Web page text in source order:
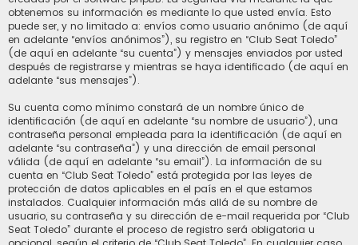
obtenemos su información es mediante lo que usted envía. Esto
puede ser, y no limitado a: envíos como usuario anónimo (de aquí
en adelante “envíos anónimos”), su registro en “Club Seat Toledo”
(de aquí en adelante “su cuenta”) y mensajes enviados por usted
después de registrarse y mientras se haya identificado (de aquí en
adelante “sus mensajes”).
Su cuenta como mínimo constará de un nombre único de
identificación (de aquí en adelante “su nombre de usuario”), una
contraseña personal empleada para la identificación (de aquí en
adelante “su contraseña”) y una dirección de email personal
válida (de aquí en adelante “su email”). La información de su
cuenta en “Club Seat Toledo” está protegida por las leyes de
protección de datos aplicables en el país en el que estamos
instalados. Cualquier información más allá de su nombre de
usuario, su contraseña y su dirección de e-mail requerida por “Club
Seat Toledo” durante el proceso de registro será obligatoria u